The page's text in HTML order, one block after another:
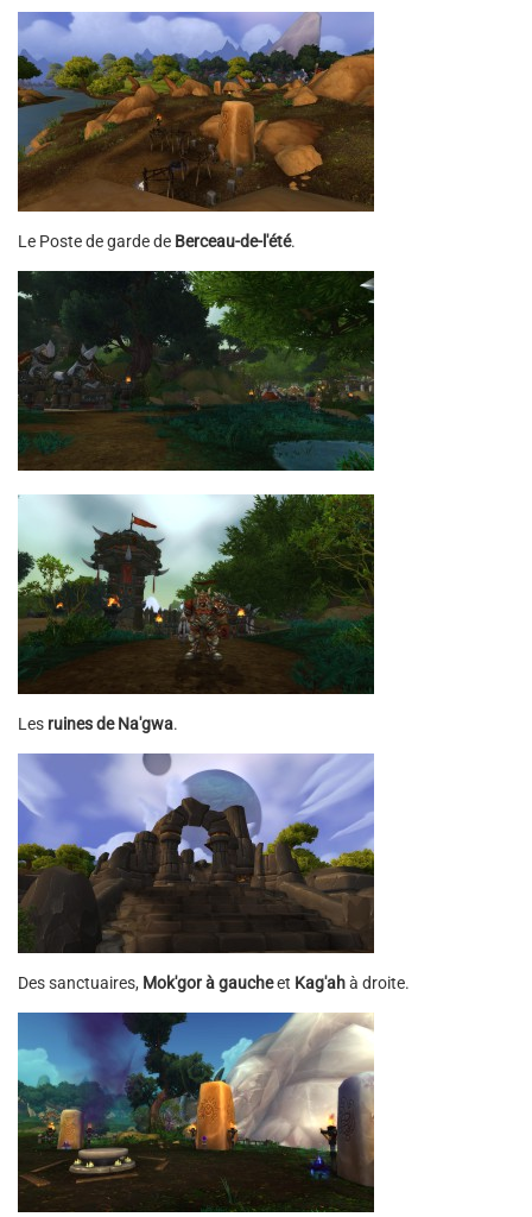
Le Poste de garde de Berceau-de-l'été.
Les ruines de Na'gwa.
Des sanctuaires, Mok'gor à gaucheet Kag'ahà droite.